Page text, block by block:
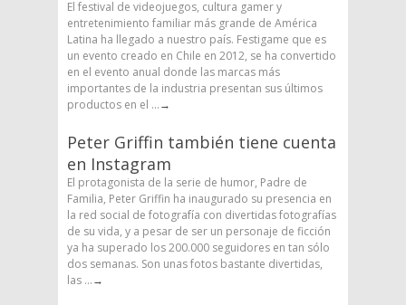
El festival de videojuegos, cultura gamer y
entretenimiento familiar más grande de América
Latina ha llegado a nuestro país. Festigame que es
un evento creado en Chile en 2012, se ha convertido
en el evento anual donde las marcas más
importantes de la industria presentan sus últimos
productos en el ...→
Peter Griffin también tiene cuenta
en Instagram
El protagonista de la serie de humor, Padre de
Familia, Peter Griffin ha inaugurado su presencia en
la red social de fotografía con divertidas fotografías
de su vida, y a pesar de ser un personaje de ficción
ya ha superado los 200.000 seguidores en tan sólo
dos semanas. Son unas fotos bastante divertidas,
las ...→